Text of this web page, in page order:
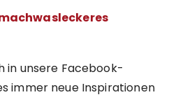
in unsere Facebook-
immer neue Inspirationen